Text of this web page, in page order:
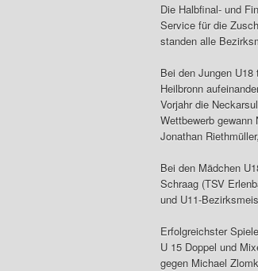
Die Halbfinal- und
Service für die
standen alle
Bei den Jungen
Heilbronn
Vorjahr die
Wettbewerb
Jonathan
Bei den Mädchen
Schraag (TSV
und U11-
Erfolgreichster
U 15 Doppel und
gegen Michael